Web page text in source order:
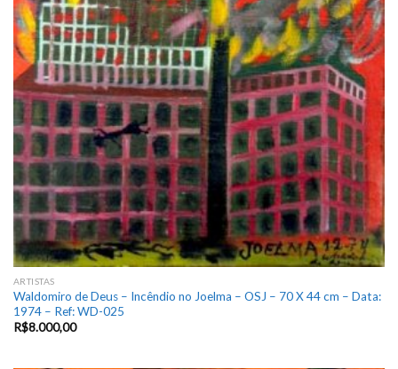
ARTISTAS
Waldomiro de Deus – Incêndio no Joelma – OSJ – 70 X 44 cm – Data:
1974 – Ref: WD-025
R$8.000,00